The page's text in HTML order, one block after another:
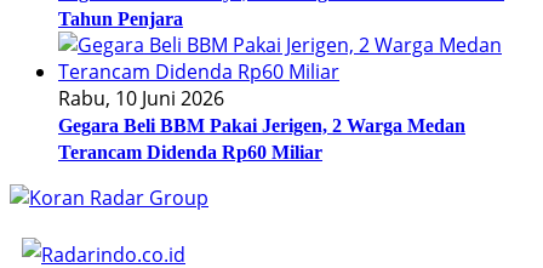
Tahun Penjara
Rabu, 10 Juni 2026
Gegara Beli BBM Pakai Jerigen, 2 Warga Medan
Terancam Didenda Rp60 Miliar